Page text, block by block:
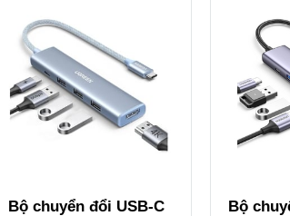
Bộ chuyển đổi USB-C
Bộ